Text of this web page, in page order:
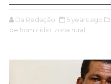
Da Redação 5 years ago
de homicídio, zona rural,